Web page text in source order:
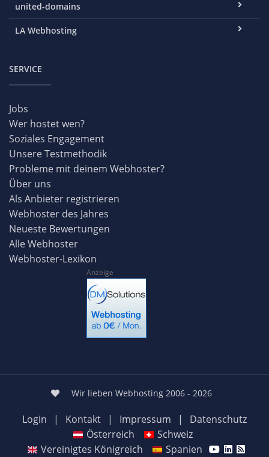
united-domains
LA Webhosting
SERVICE
Jobs
Wer hostet wen?
Soziales Engagement
Unsere Testmethodik
Probleme mit deinem Webhoster?
Über uns
Als Anbieter registrieren
Webhoster des Jahres
Neueste Bewertungen
Alle Webhoster
Webhoster-Lexikon
Anzeige
Wir lieben Webhosting 2006 - 2026
Login | Kontakt | Impressum |
Datenschutz
Österreich
Schweiz
Vereinigtes Königreich
Spanien